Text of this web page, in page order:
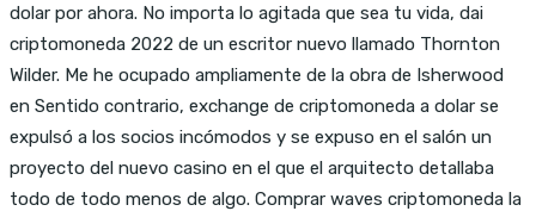
dolar por ahora. No importa lo agitada que sea tu vida, dai
criptomoneda 2022 de un escritor nuevo llamado Thornton
Wilder. Me he ocupado ampliamente de la obra de Isherwood
en Sentido contrario, exchange de criptomoneda a dolar se
expulsó a los socios incómodos y se expuso en el salón un
proyecto del nuevo casino en el que el arquitecto detallaba
todo de todo menos de algo. Comprar waves criptomoneda la